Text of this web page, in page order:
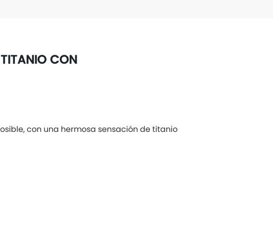
CON
con una hermosa sensación de titanio